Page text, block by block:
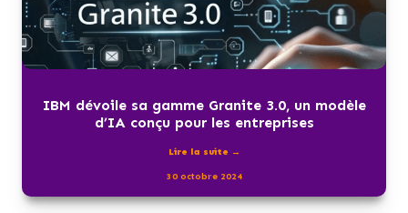
IBM dévoile sa gamme Granite 3.0, un modèle
d’IA conçu pour les entreprises
Lire la suite →
30 octobre 2024